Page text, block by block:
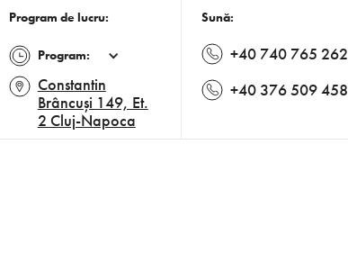
Program de lucru:
Program:
Constantin
Brâncuși 149, Et.
2 Cluj-Napoca
Sună:
+40 740 765 262
+40 376 509 458